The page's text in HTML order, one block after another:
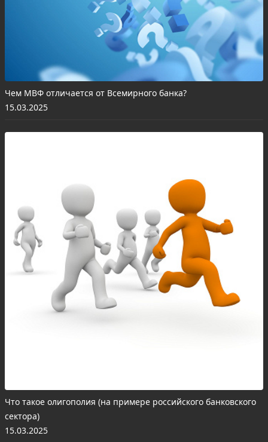
Чем МВФ отличается от Всемирного банка?
15.03.2025
Что такое олигополия (на примере российского банковского
сектора)
15.03.2025